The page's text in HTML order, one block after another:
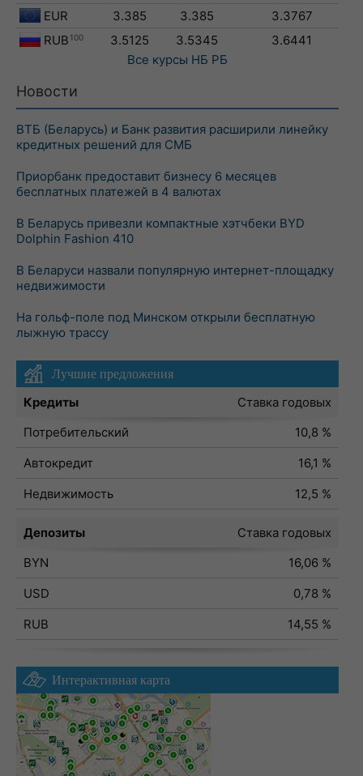
EUR
3.385 3.385
3.3767
RUB 100 3.5125 3.5345
3.6441
Все курсы НБ РБ
Новости
ВТБ (Беларусь) и Банк развития расширили линейку
кредитных решений для СМБ
Приорбанк предоставит бизнесу 6 месяцев
бесплатных платежей в 4 валютах
В Беларусь привезли компактные хэтчбеки BYD
Dolphin Fashion 410
В Беларуси назвали популярную интернет-площадку
недвижимости
На гольф-поле под Минском открыли бесплатную
лыжную трассу
Лучшие предложения
Кредиты
Ставка годовых
Потребительский
10,8 %
Автокредит
16,1 %
Недвижимость
12,5 %
Депозиты
Ставка годовых
BYN
16,06 %
USD
0,78 %
RUB
14,55 %
Интерактивная карта